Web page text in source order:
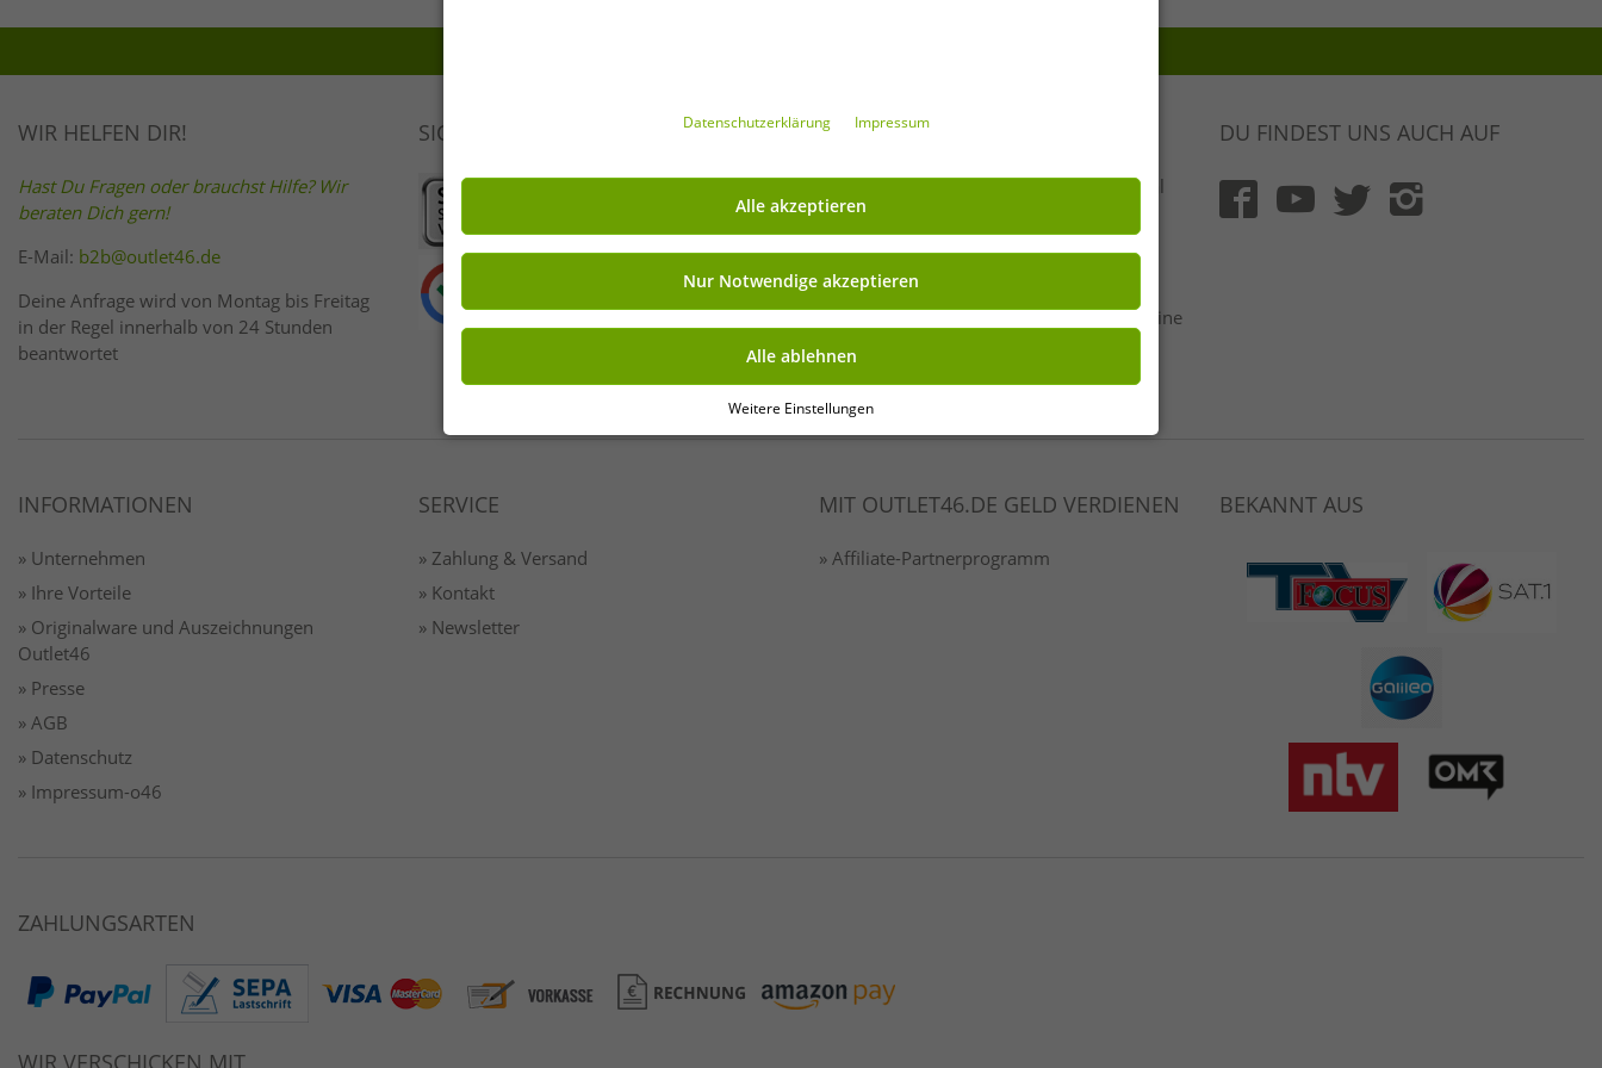
WIR HELFEN DIR!
Hast Du Fragen oder brauchst Hilfe? Wir
beraten Dich gern!
E-Mail: b2b@outlet46.de
Deine Anfrage wird von Montag bis Freitag
in der Regel innerhalb von 24 Stunden
beantwortet
SICHER EINKAUFEN VORTEILE
100% Originale Markenware & Original
verpackt !
1. Wahl Neuwaren, Etikettiert und mit
Innerhalb der EU frei verkäuflich
Mindestbestellwert ist 199€ netto | Keine
Angebote bis zu 90% günstiger
DU FINDEST UNS AUCH AUF
INFORMATIONEN
» Unternehmen
» Ihre Vorteile
» Originalware und Auszeichnungen
Outlet46
» Presse
» AGB
» Datenschutz
» Impressum-o46
SERVICE
» Zahlung & Versand
» Kontakt
» Newsletter
MIT OUTLET46.DE GELD VERDIENEN
» Affiliate-Partnerprogramm
BEKANNT AUS
ZAHLUNGSARTEN
WIR VERSCHICKEN MIT
Daten­schutz­erklärung Impressum
Alle akzeptieren
Nur Notwendige akzeptieren
Alle ablehnen
Weitere Einstellungen